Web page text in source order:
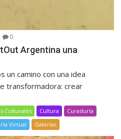
0
Argentina una
un camino con una idea
transformadora: crear
Culturales Cultura
Curaduría
Virtual Galerías